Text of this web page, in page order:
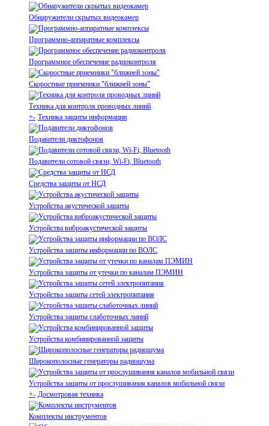
Обнаружители скрытых видеокамер
Программно-аппаратные комплексы
Программное обеспечение радиоконтроля
Скоростные приемники "ближней зоны"
Техника для контроля проводных линий
+- Техника защиты информации
Подавители диктофонов
Подавители сотовой связи, Wi-Fi, Bluetooth
Средства защиты от НСД
Устройства акустической защиты
Устройства виброакустической защиты
Устройства защиты информации по ВОЛС
Устройства защиты от утечки по каналам ПЭМИН
Устройства защиты сетей электропитания
Устройства защиты слаботочных линий
Устройства комбинированной защиты
Широкополосные генераторы радиошума
Устройства защиты от прослушивания каналов мобильной связи
+- Досмотровая техника
Комплекты инструментов